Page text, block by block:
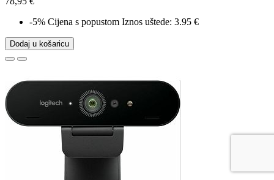
-5% Cijena s popustom Iznos uštede: 3.95 €
Dodaj u košaricu